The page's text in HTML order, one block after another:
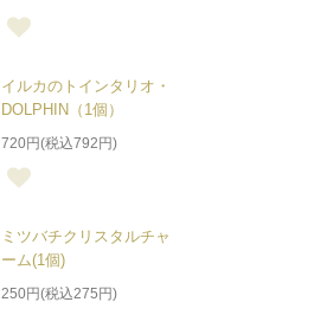
イルカのトインタリオ・
DOLPHIN（1個）
720円(税込792円)
ミツバチクリスタルチャ
ーム(1個)
250円(税込275円)